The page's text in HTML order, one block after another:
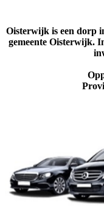
Oisterwijk is een dorp
gemeente Oisterwijk.